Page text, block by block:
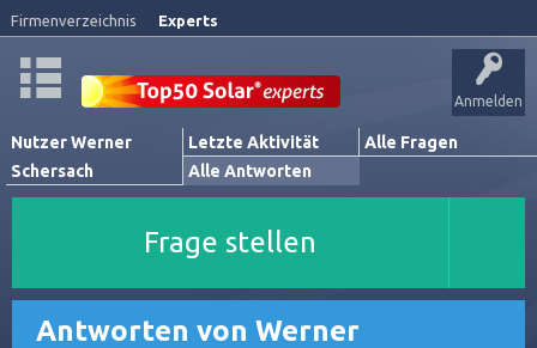
Firmenverzeichnis Experts
Anmelden
Nutzer Werner
Schersach
Letzte Aktivität
Alle Fragen
Alle Antworten
Frage stellen
Antworten von Werner